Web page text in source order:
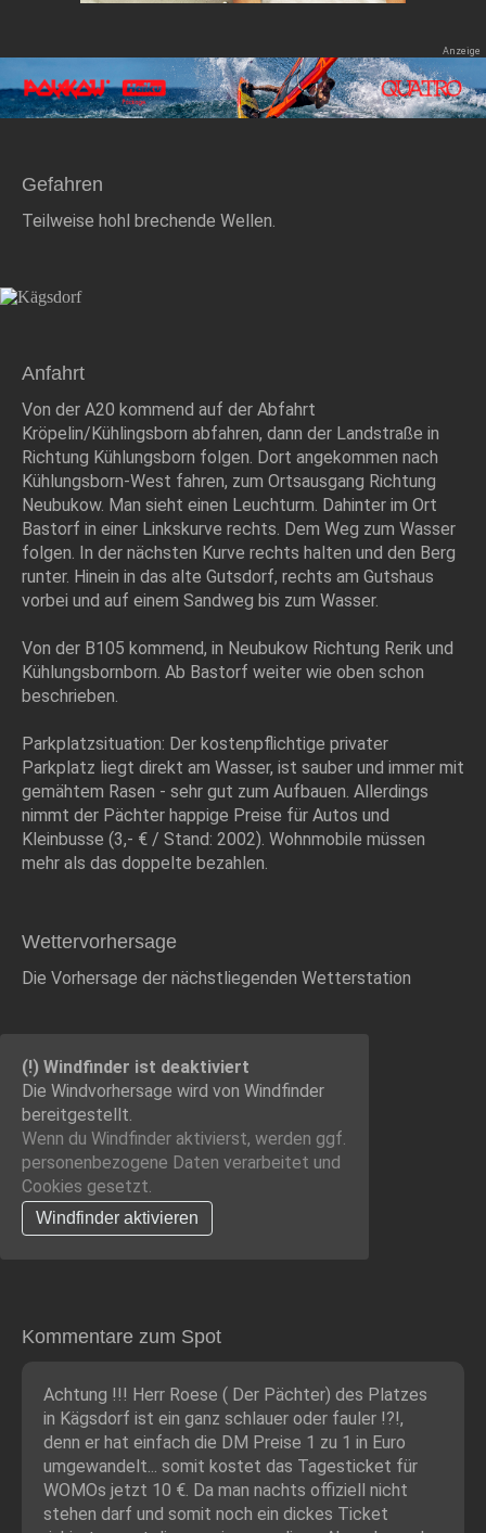
Gefahren
Teilweise hohl brechende Wellen.
Anfahrt
Von der A20 kommend auf der Abfahrt
Kröpelin/Kühlingsborn abfahren, dann der Landstraße in
Richtung Kühlungsborn folgen. Dort angekommen nach
Kühlungsborn-West fahren, zum Ortsausgang Richtung
Neubukow. Man sieht einen Leuchturm. Dahinter im Ort
Bastorf in einer Linkskurve rechts. Dem Weg zum Wasser
folgen. In der nächsten Kurve rechts halten und den Berg
runter. Hinein in das alte Gutsdorf, rechts am Gutshaus
vorbei und auf einem Sandweg bis zum Wasser.
Von der B105 kommend, in Neubukow Richtung Rerik und
Kühlungsbornborn. Ab Bastorf weiter wie oben schon
beschrieben.
Parkplatzsituation: Der kostenpflichtige privater
Parkplatz liegt direkt am Wasser, ist sauber und immer mit
gemähtem Rasen - sehr gut zum Aufbauen. Allerdings
nimmt der Pächter happige Preise für Autos und
Kleinbusse (3,- € / Stand: 2002). Wohnmobile müssen
mehr als das doppelte bezahlen.
Wettervorhersage
Die Vorhersage der nächstliegenden Wetterstation
(!) Windfinder ist deaktiviert
Die Windvorhersage wird von Windfinder
bereitgestellt.
Wenn du Windfinder aktivierst, werden ggf.
personenbezogene Daten verarbeitet und
Cookies gesetzt.
Windfinder aktivieren
Kommentare zum Spot
Achtung !!! Herr Roese ( Der Pächter) des Platzes
in Kägsdorf ist ein ganz schlauer oder fauler !?!,
denn er hat einfach die DM Preise 1 zu 1 in Euro
umgewandelt... somit kostet das Tagesticket für
WOMOs jetzt 10 €. Da man nachts offiziell nicht
stehen darf und somit noch ein dickes Ticket